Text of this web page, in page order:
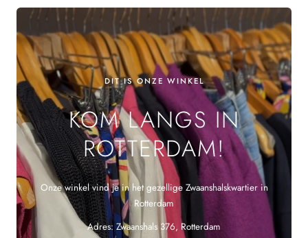
DIT IS ONZE WINKEL
KOM LANGS IN
ROTTERDAM!
Onze winkel vind je in het gezellige Zwaanshalskwartier in
Rotterdam
Adres: Zwaanshals 376, Rotterdam